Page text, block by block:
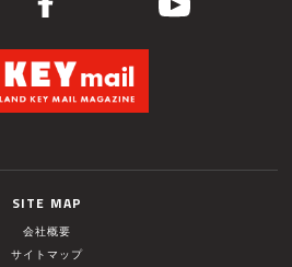
SITE MAP
会社概要
サイトマップ